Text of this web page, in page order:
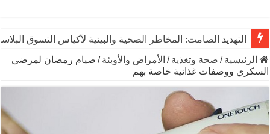
التهديد الصامت: المخاطر الصحية والبيئية لأكياس التسوق
الرئيسية / صحة وتغذية / الأمراض والأوبئة / صيام رمضان لمرضى
السكري ووصفات غذائية خاصة بهم